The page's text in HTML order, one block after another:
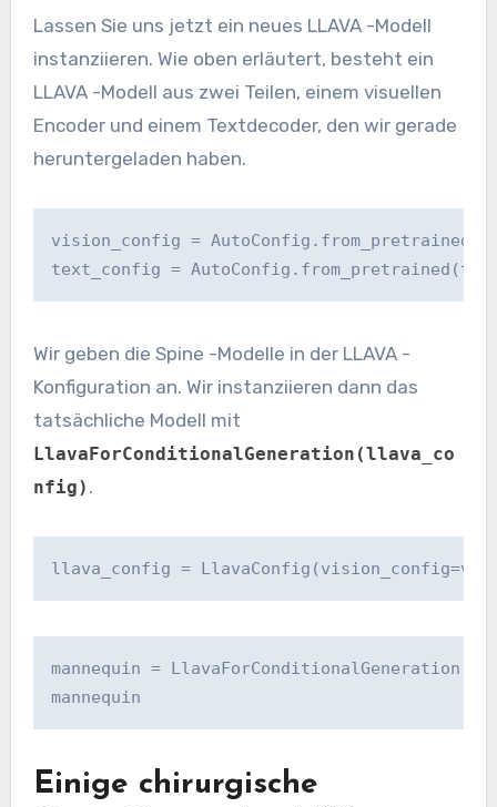
Lassen Sie uns jetzt ein neues LLAVA -Modell
instanziieren. Wie oben erläutert, besteht ein
LLAVA -Modell aus zwei Teilen, einem visuellen
Encoder und einem Textdecoder, den wir gerade
heruntergeladen haben.
vision_config =
text_config =
Wir geben die Spine -Modelle in der LLAVA -
Konfiguration an. Wir instanziieren dann das
tatsächliche Modell mit
LlavaForConditionalGeneration(llava_co
nfig) .
llava_config =
mannequin =
mannequin
Einige chirurgische